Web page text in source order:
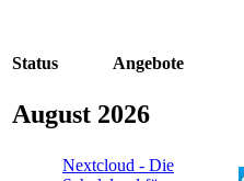
Status Angebote
August 2026
Nextcloud - Die